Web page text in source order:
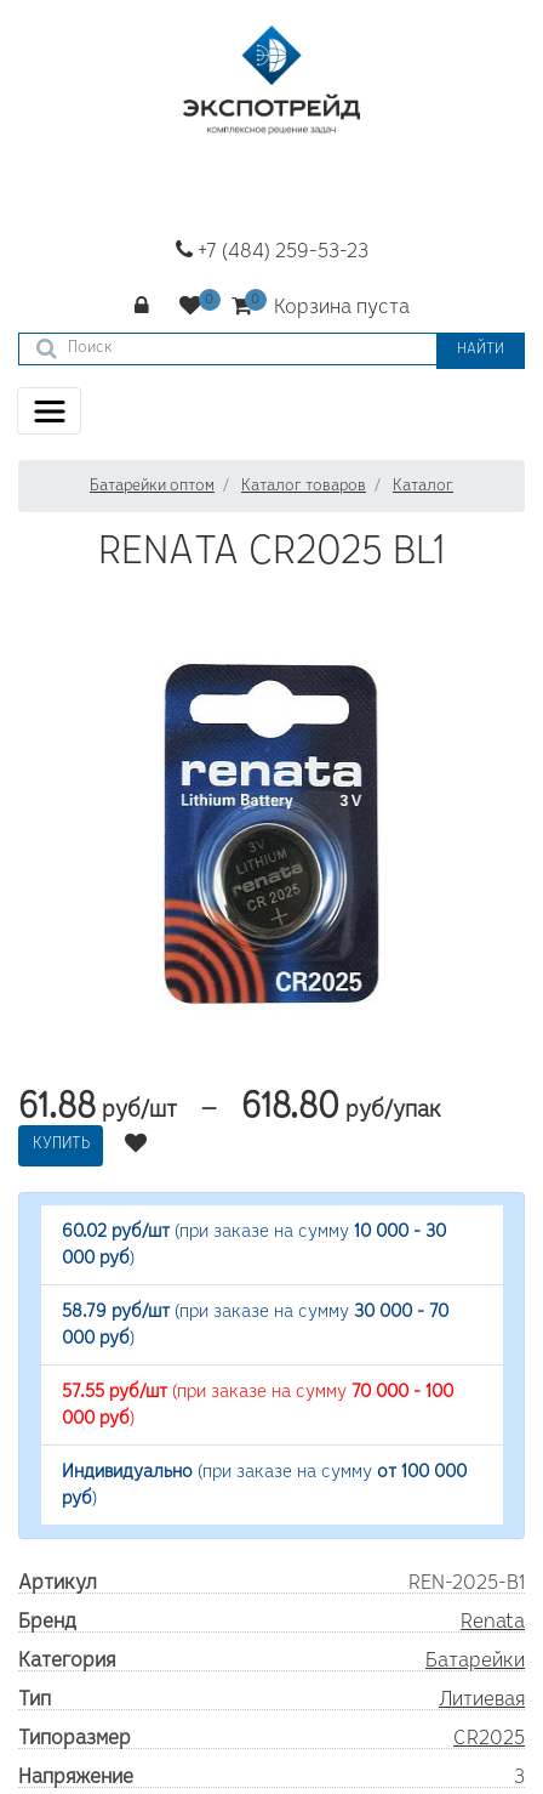
+7 (484) 259-53-23
Корзина пуста
НАЙТИ
Батарейки оптом Каталог товаров Каталог
RENATA CR2025 BL1
61.88 руб/шт — 618.80 руб/упак
КУПИТЬ
60.02 руб/шт(при заказе на сумму 10 000 - 30
000 руб)
58.79 руб/шт(при заказе на сумму 30 000 - 70
000 руб)
57.55 руб/шт(при заказе на сумму 70 000 - 100
000 руб)
Индивидуально (при заказе на сумму от 100 000
руб)
Артикул
REN-2025-B1
Бренд
Renata
Категория
Батарейки
Тип
Литиевая
Типоразмер
CR2025
Напряжение
3